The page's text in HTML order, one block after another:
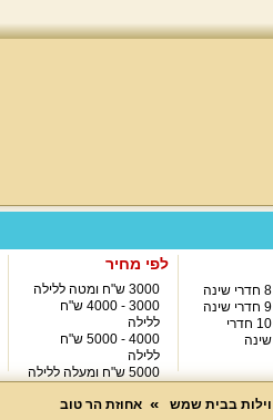
8 חדרי שינה
9 חדרי שינה
10 חדרי
שינה
לפי מחיר
3000 ש"ח ומטה ללילה
3000 - 4000 ש"ח
ללילה
4000 - 5000 ש"ח
ללילה
5000 ש"ח ומעלה ללילה
וילות בבית שמש אחוזת הר טוב